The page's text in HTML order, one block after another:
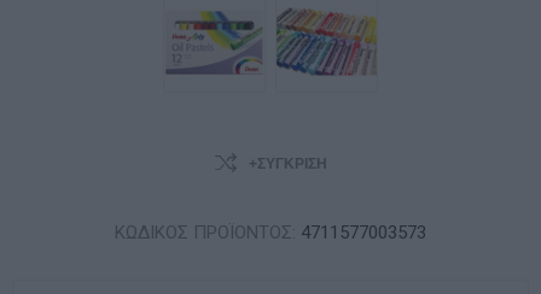
+ΣΎΓΚΡΙΣΗ
ΚΩΔΙΚΟΣ ΠΡΟΪΟΝΤΟΣ: 4711577003573